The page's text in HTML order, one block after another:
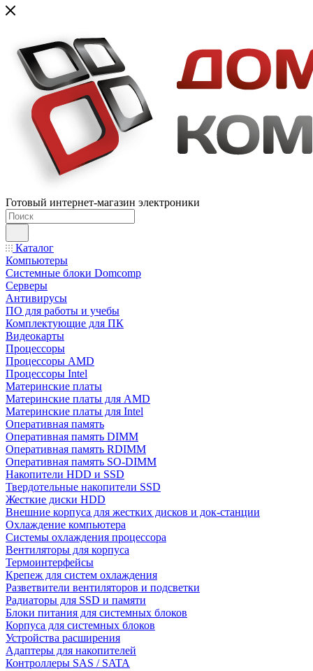
Готовый интернет-магазин электроники
Каталог
Компьютеры
Системные блоки Domcomp
Серверы
Антивирусы
ПО для работы и учебы
Комплектующие для ПК
Видеокарты
Процессоры
Процессоры AMD
Процессоры Intel
Материнские платы
Материнские платы для AMD
Материнские платы для Intel
Оперативная память
Оперативная память DIMM
Оперативная память RDIMM
Оперативная память SO-DIMM
Накопители HDD и SSD
Твердотельные накопители SSD
Жесткие диски HDD
Внешние корпуса для жестких дисков и док-станции
Охлаждение компьютера
Системы охлаждения процессора
Вентиляторы для корпуса
Термоинтерфейсы
Крепеж для систем охлаждения
Разветвители вентиляторов и подсветки
Радиаторы для SSD и памяти
Блоки питания для системных блоков
Корпуса для системных блоков
Устройства расширения
Адаптеры для накопителей
Контроллеры SAS / SATA